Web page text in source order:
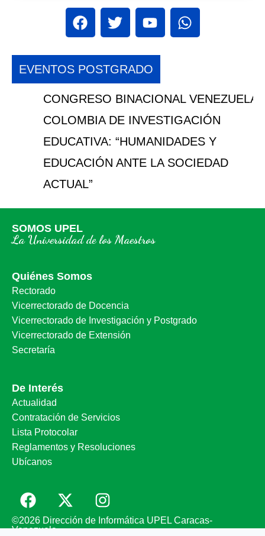
EVENTOS POSTGRADO
CONGRESO BINACIONAL VENEZUELA Y
COLOMBIA DE INVESTIGACIÓN
EDUCATIVA: “HUMANIDADES Y
EDUCACIÓN ANTE LA SOCIEDAD
ACTUAL”
SOMOS UPEL
La Universidad de los Maestros
Quiénes Somos
Rectorado
Vicerrectorado de Docencia
Vicerrectorado de Investigación y Postgrado
Vicerrectorado de Extensión
Secretaría
De Interés
Actualidad
Contratación de Servicios
Lista Protocolar
Reglamentos y Resoluciones
Ubícanos
©2026 Dirección de Informática UPEL Caracas-